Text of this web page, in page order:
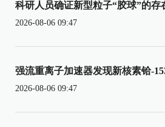
科研人员确证新型粒子“胶球”的存
2026-08-06 09:47
强流重离子加速器发现新核素铪-
2026-08-06 09:47